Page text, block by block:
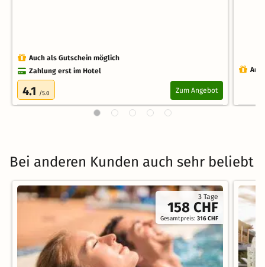
Auch als Gutschein möglich
Zahlung erst im Hotel
4.1 /5.0 Zum Angebot
Bei anderen Kunden auch sehr beliebt
3 Tage
158 CHF
Gesamtpreis:316 CHF